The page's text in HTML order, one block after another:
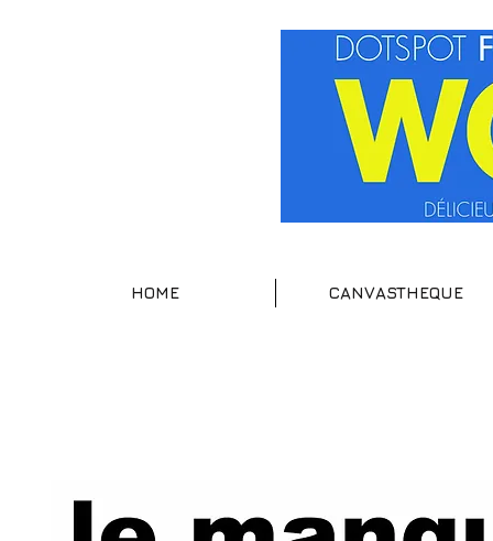
HOME CANVASTHEQUE